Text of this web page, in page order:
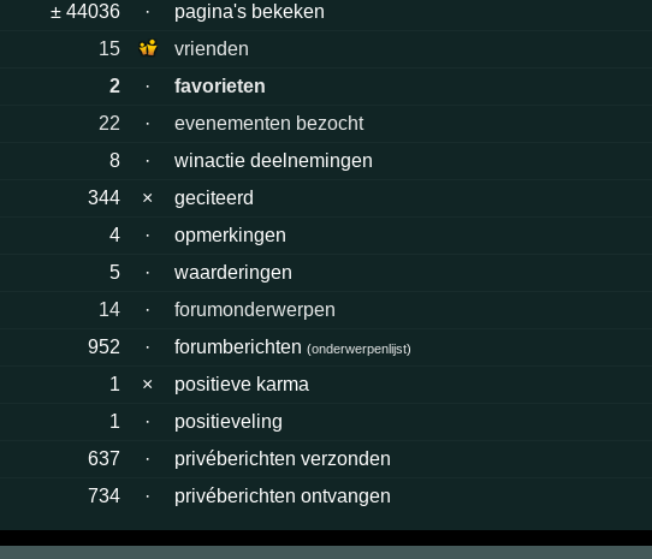
± 44036 ·
pagina's bekeken
15
vrienden
2
·
favorieten
22
·
evenementen bezocht
8
·
winactie deelnemingen
344
×
geciteerd
4
·
opmerkingen
5
·
waarderingen
14
·
forumonderwerpen
952
· forumberichten(onderwerpenlijst)
1 ×
positieve karma
1
·
positieveling
637
·
privéberichten verzonden
734
· privéberichten ontvangen